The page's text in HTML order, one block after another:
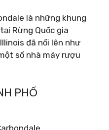
là những khung
Rừng Quốc gia
đã nổi lên như
số nhà máy rượu
PHỐ